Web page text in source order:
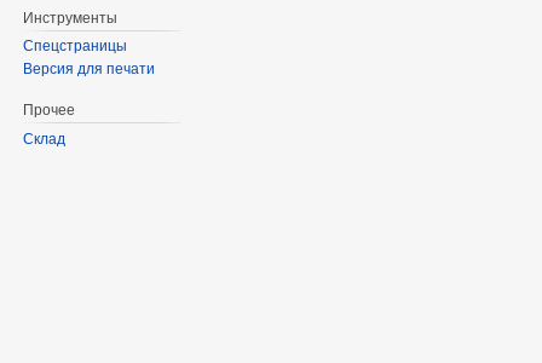
Инструменты
Спецстраницы
Версия для печати
Прочее
Склад